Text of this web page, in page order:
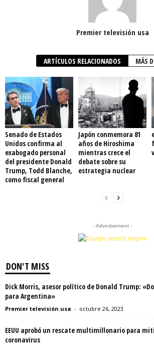
Premier televisión usa
ARTÍCULOS RELACIONADOS MÁS
Senado de Estados
Unidos confirma al
exabogado personal
del presidente Donald
Trump, Todd Blanche,
como fiscal general
Japón conmemora 81
años de Hiroshima
mientras crece el
debate sobre su
estrategia nuclear
- Advertisement -
DON'T MISS
Dick Morris, asesor político de Donald Trump:
para Argentina»
Premier televisión usa - octubre 26, 2023
EEUU aprobó un rescate multimillonario para
coronavirus